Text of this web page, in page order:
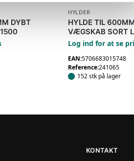
DYBT
HYLDER
HYLDE TIL
VÆGSKAB SORT
Log ind for at se
EAN:5706683015748
Reference:241065
152 stk på lager
KONTAKT